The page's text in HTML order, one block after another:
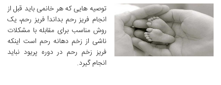
توصیه هایی که هر خانمی باید قبل از
انجام فریز رحم بداند! فریز رحم، یک
روش مناسب برای مقابله با مشکلات
ناشی از زخم دهانه رحم است اینکه
فریز زخم رحم در دوره پریود نباید
انجام گیرد.